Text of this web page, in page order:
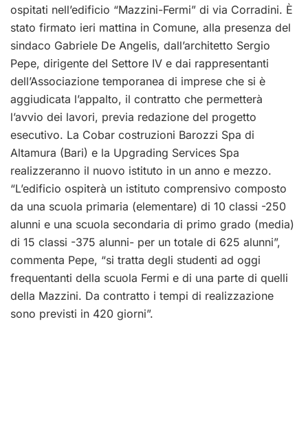
ospitati nell’edificio “Mazzini-Fermi” di via Corradini. È
stato firmato ieri mattina in Comune, alla presenza del
sindaco Gabriele De Angelis, dall’architetto Sergio
Pepe, dirigente del Settore IV e dai rappresentanti
dell’Associazione temporanea di imprese che si è
aggiudicata l’appalto, il contratto che permetterà
l’avvio dei lavori, previa redazione del progetto
esecutivo. La Cobar costruzioni Barozzi Spa di
Altamura (Bari) e la Upgrading Services Spa
realizzeranno il nuovo istituto in un anno e mezzo.
“L’edificio ospiterà un istituto comprensivo composto
da una scuola primaria (elementare) di 10 classi -250
alunni e una scuola secondaria di primo grado (media)
di 15 classi -375 alunni- per un totale di 625 alunni”,
commenta Pepe, “si tratta degli studenti ad oggi
frequentanti della scuola Fermi e di una parte di quelli
della Mazzini. Da contratto i tempi di realizzazione
sono previsti in 420 giorni”.